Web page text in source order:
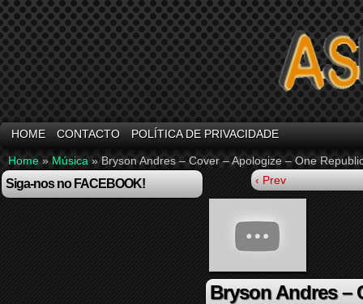
HOME CONTACTO POLÍTICA DE PRIVACIDADE
Home » Música » Bryson Andres – Cover – Apologize – One
Siga-nos no FACEBOOK! ‹ Prev
Bryson Andres –